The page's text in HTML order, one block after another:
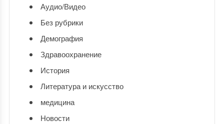
Аудио/Видео
Без рубрики
Демография
Здравоохранение
История
Литература и искусство
медицина
Новости